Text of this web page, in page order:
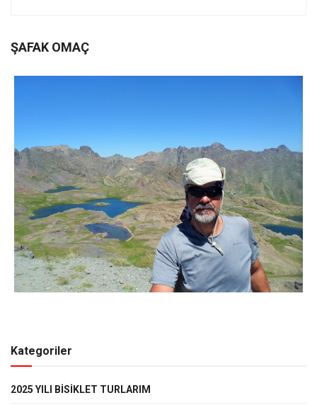
ŞAFAK OMAÇ
Kategoriler
2025 YILI BISIKLET TURLARIM